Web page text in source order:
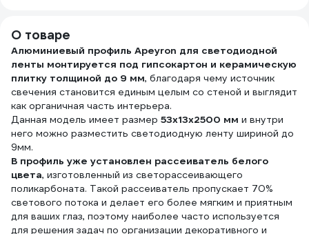
О товаре
Алюминиевый профиль Apeyron для светодиодной
ленты монтируется под гипсокартон и керамическую
плитку толщиной до 9 мм, благодаря чему источник
свечения становится единым целым со стеной и выглядит
как органичная часть интерьера.
Данная модель имеет размер 53х13х2500 мм и внутри
него можно разместить светодиодную ленту шириной до
9мм.
В профиль уже установлен рассеиватель белого
цвета, изготовленный из светорассеивающего
поликарбоната. Такой рассеиватель пропускает 70%
светового потока и делает его более мягким и приятным
для ваших глаз, поэтому наиболее часто используется
для решения задач по организации декоративного и